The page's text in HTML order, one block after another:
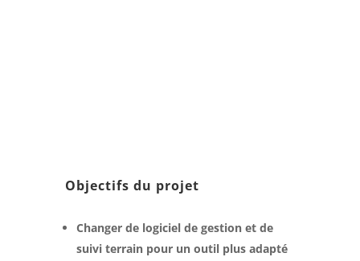
Objectifs du projet
Changer de logiciel de gestion et de
suivi terrain pour un outil plus adapté